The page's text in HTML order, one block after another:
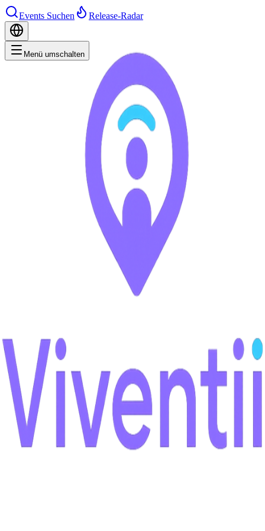
Events Suchen Release-Radar
Menü umschalten